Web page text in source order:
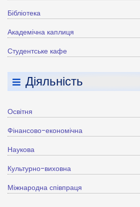
Бібліотека
Академічна каплиця
Студентське кафе
Діяльність
Освітня
Фінансово-економічна
Наукова
Культурно-виховна
Міжнародна співпраця